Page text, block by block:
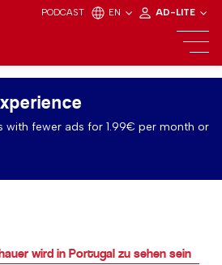
PODCAST EN AD-LITE
with fewer ads for 1.99€ per month or
wird in Portugal zu sehen sein